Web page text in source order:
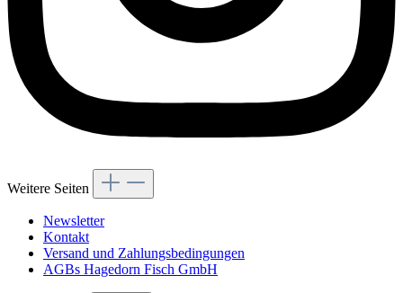
Weitere Seiten
Newsletter
Kontakt
Versand und Zahlungsbedingungen
AGBs Hagedorn Fisch GmbH